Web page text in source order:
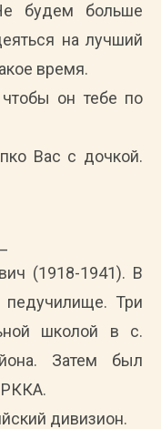
будем больше
на лучший
время.
он тебе по
Вас с дочкой.
(1918-1941). В
педучилище. Три
школой в с.
Затем был
РККА.
дивизион.